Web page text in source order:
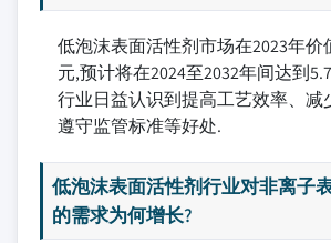
低泡沫表面活性剂市场在2023年价
元,预计将在2024至2032年间达到
行业日益认识到提高工艺效率、减
遵守监管标准等好处.
低泡沫表面活性剂行业对非离子
的需求为何增长?